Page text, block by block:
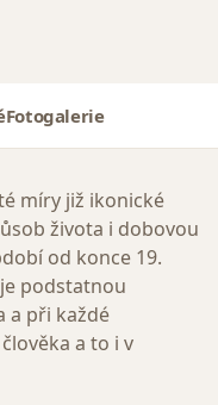
Fotogalerie
míry již ikonické
života i dobovou
od konce 19.
podstatnou
a při každé
a to i v